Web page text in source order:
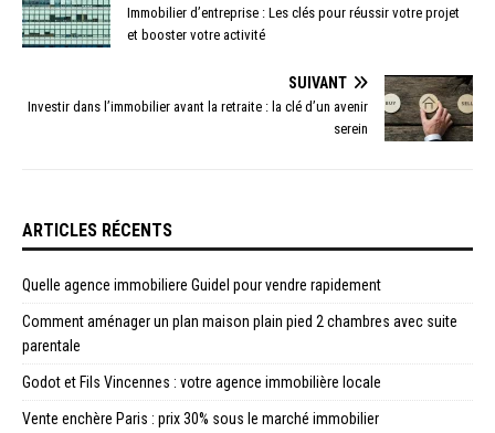
Immobilier d’entreprise : Les clés pour réussir votre projet
et booster votre activité
SUIVANT
Investir dans l’immobilier avant la retraite : la clé d’un avenir
serein
ARTICLES RÉCENTS
Quelle agence immobiliere Guidel pour vendre rapidement
Comment aménager un plan maison plain pied 2 chambres avec suite
parentale
Godot et Fils Vincennes : votre agence immobilière locale
Vente enchère Paris : prix 30% sous le marché immobilier